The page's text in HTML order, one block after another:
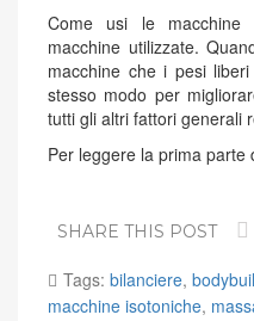
Come usi le
macchine utilizzate.
macchine che i pesi
stesso modo per
tutti gli altri fattori generali
Per leggere la prima parte
SHARE THIS POST
Tags: bilanciere,
macchine isotoniche,